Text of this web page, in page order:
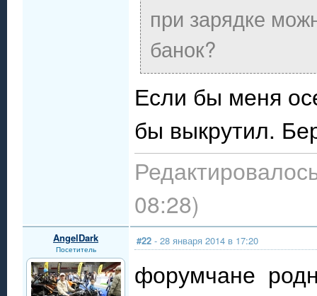
при зарядке
банок?
Если бы меня
бы выкрутил.
08:28)
AngelDark
Посетитель
#22 - 28 января 2014 в 17:20
форумчане